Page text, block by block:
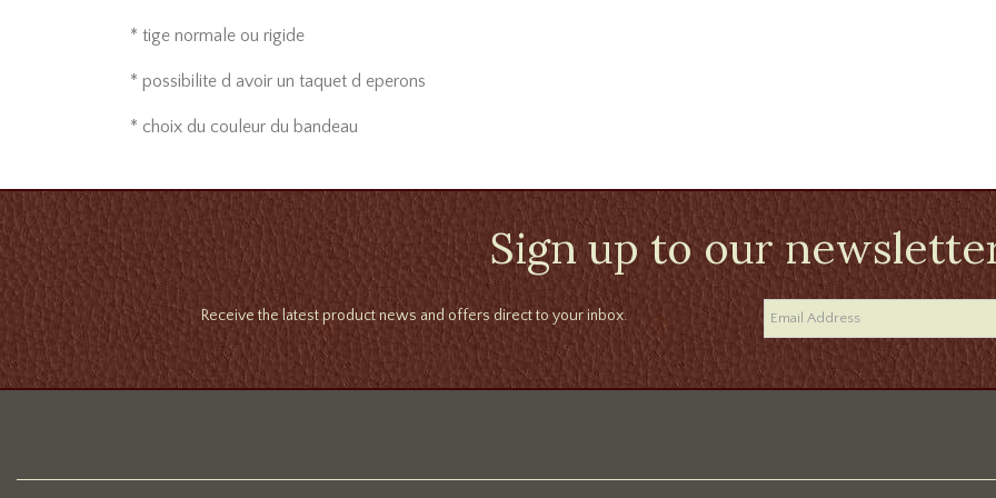
* tige normale ou rigide
* possibilite d avoir un taquet d eperons
* choix du couleur du bandeau
Sign up to our
Receive the latest product news and offers direct to your inbox.